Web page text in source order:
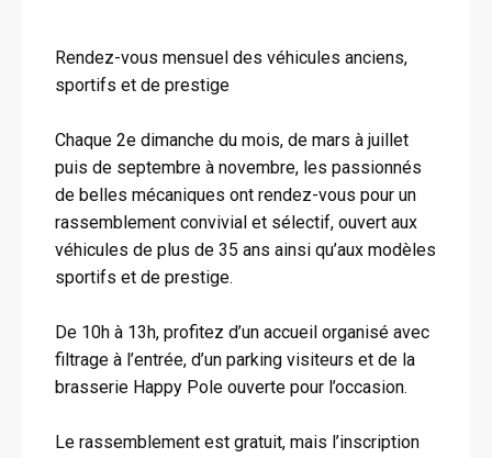
Rendez-vous mensuel des véhicules anciens,
sportifs et de prestige
Chaque 2e dimanche du mois, de mars à juillet
puis de septembre à novembre, les passionnés
de belles mécaniques ont rendez-vous pour un
rassemblement convivial et sélectif, ouvert aux
véhicules de plus de 35 ans ainsi qu’aux modèles
sportifs et de prestige.
De 10h à 13h, profitez d’un accueil organisé avec
filtrage à l’entrée, d’un parking visiteurs et de la
brasserie Happy Pole ouverte pour l’occasion.
Le rassemblement est gratuit, mais l’inscription